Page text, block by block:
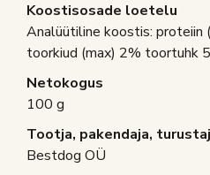
Koostisosade loetelu
Analüütiline koostis: proteiin
toorkiud (max) 2% toortuhk
Netokogus
100 g
Tootja, pakendaja,
Bestdog OÜ